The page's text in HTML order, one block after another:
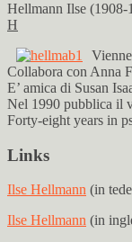
Hellmann Ilse (1908-
H
Collabora con Anna
E’ amica di Susan
Nel 1990 pubblica il
Forty-eight years in
Links
Ilse Hellmann (in
Ilse Hellmann (in